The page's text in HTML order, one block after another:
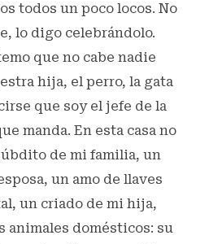
todos un poco locos. No
lo digo celebrándolo.
que no cabe nadie
hija, el perro, la gata
que soy el jefe de la
manda. En esta casa no
de mi familia, un
un amo de llaves
un criado de mi hija,
animales domésticos: su